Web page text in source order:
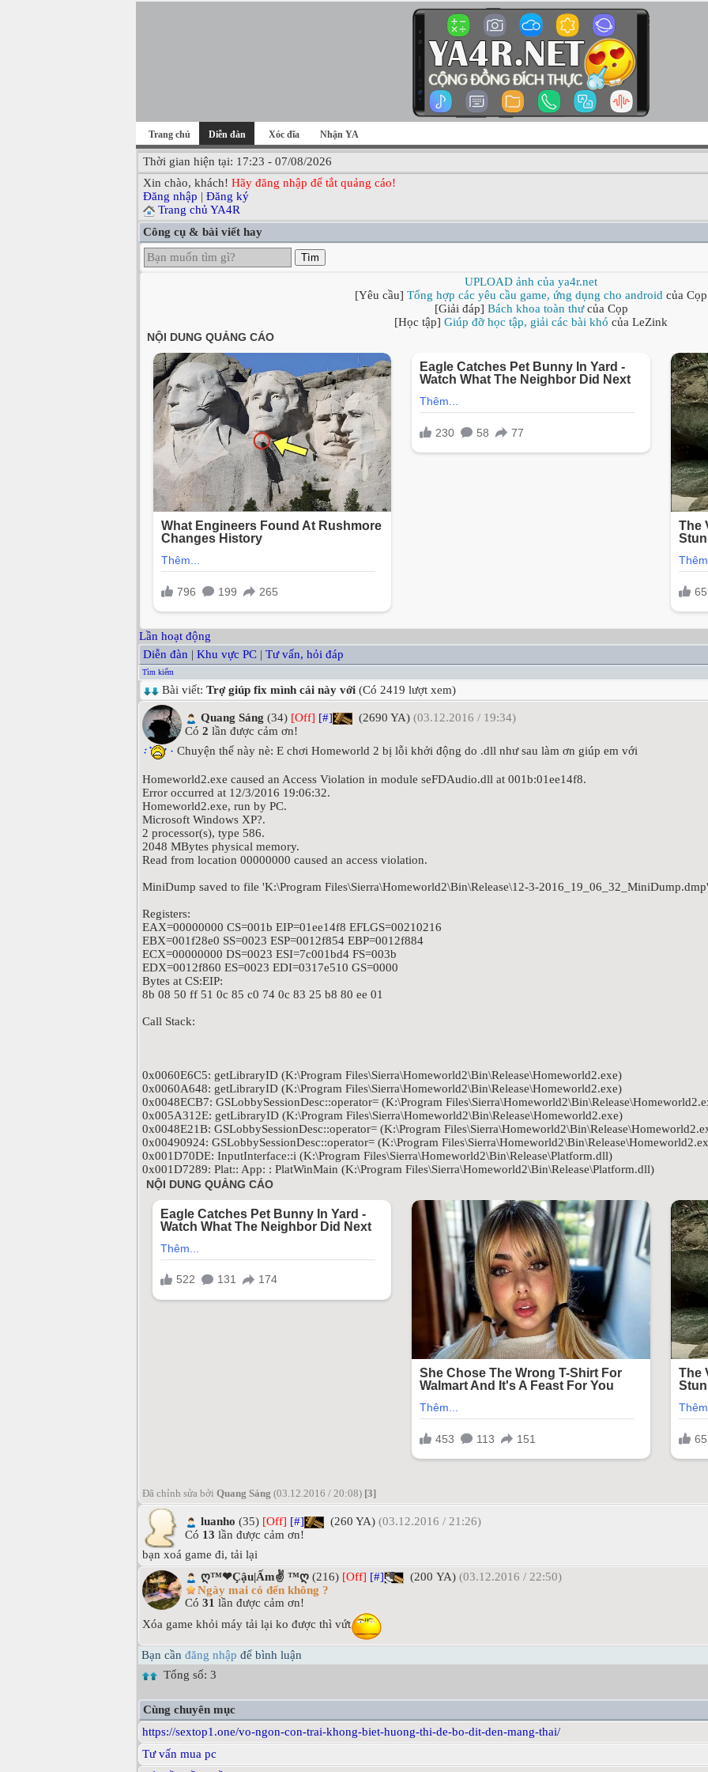
Trang chủ Diễn đàn Xóc đĩa Nhận YA
Thời gian hiện tại: 17:23 - 07/08/2026
Xin chào, khách! Hãy đăng nhập để tắt quảng cáo!
Đăng nhập | Đăng ký
Trang chủ YA4R
Công cụ & bài viết hay
Tìm
UPLOAD ảnh của ya4r.net
[Yêu cầu] Tổng hợp các yêu cầu game, ứng dụng cho android của Cọp
[Giải đáp] Bách khoa toàn thưcủa Cọp
[Học tập] Giúp đỡ học tập, giải các bài khó của LeZink
Lần hoạt động
Diễn đàn | Khu vực PC | Tư vấn, hỏi đáp
Tìm kiếm
Bài viết: Trợ giúp fix mình cái này với (Có 2419 lượt xem)
Quang Sáng (34) [Off] [#] (2690 YA) (03.12.2016 / 19:34)
Có 2 lần được cảm ơn!
Chuyện thế này nè: E chơi Homeworld 2 bị lỗi khởi động do .dll như sau làm ơn giúp em với
Homeworld2.exe caused an Access Violation in module seFDAudio.dll at 001b:01ee14f8.
Error occurred at 12/3/2016 19:06:32.
Homeworld2.exe, run by PC.
Microsoft Windows XP?.
2 processor(s), type 586.
2048 MBytes physical memory.
Read from location 00000000 caused an access violation.
MiniDump saved to file 'K:\Program Files\Sierra\Homeworld2\Bin\Release\12-3-2016_19_06_32_MiniDump.dmp'
Registers:
EAX=00000000 CS=001b EIP=01ee14f8 EFLGS=00210216
EBX=001f28e0 SS=0023 ESP=0012f854 EBP=0012f884
ECX=00000000 DS=0023 ESI=7c001bd4 FS=003b
EDX=0012f860 ES=0023 EDI=0317e510 GS=0000
Bytes at CS:EIP:
8b 08 50 ff 51 0c 85 c0 74 0c 83 25 b8 80 ee 01
Call Stack:
0x0060E6C5: getLibraryID (K:\Program Files\Sierra\Homeworld2\Bin\Release\Homeworld2.exe)
0x0060A648: getLibraryID (K:\Program Files\Sierra\Homeworld2\Bin\Release\Homeworld2.exe)
0x0048ECB7: GSLobbySessionDesc::operator= (K:\Program
0x005A312E: getLibraryID (K:\Program Files\Sierra\Homeworld2\Bin\Release\Homeworld2.exe)
0x0048E21B: GSLobbySessionDesc::operator= (K:\Program
0x00490924: GSLobbySessionDesc::operator= (K:\Program
0x001D70DE: InputInterface::i (K:\Program Files\Sierra\Homeworld2\Bin\Release\Platform.dll)
0x001D7289: Plat:: App: : PlatWinMain (K:\Program Files\Sierra\Homeworld2\Bin\Release\Platform.dll)
Đã chỉnh sửa bởi Quang Sáng (03.12.2016 / 20:08) [3]
luanho (35) [Off] [#] (260 YA) (03.12.2016 / 21:26)
Có 13 lần được cảm ơn!
bạn xoá game đi, tải lại
ღ™❤Çậu|Ấm✌ ™ღ (216) [Off] [#] (200 YA) (03.12.2016 / 22:50)
Ngày mai có đến không ?
Có 31 lần được cảm ơn!
Xóa game khỏi máy tải lại ko được thì vứt
Bạn cần đăng nhập để bình luận
Tổng số: 3
Cùng chuyên mục
https://sextop1.one/vo-ngon-con-trai-khong-biet-huong-thi-de-bo-dit-den-mang-thai/
Tư vấn mua pc